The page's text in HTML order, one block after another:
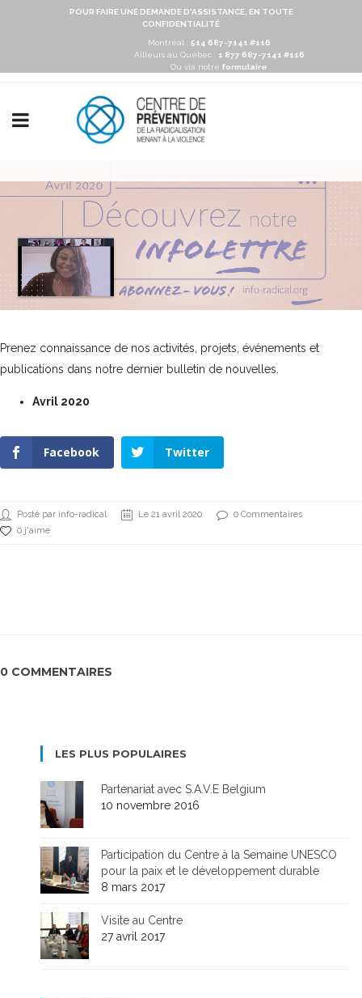
POUR FAIRE UNE DEMANDE D'ASSISTANCE, EN TOUTE
CONFIDENTIALITÉ
Montréal : 514 687-7141 #116
Ailleurs au Québec :
1 877 687-7141 #116
Ou via notre formulaire
Prenez connaissance de nos activités, projets, événements et
publications dans notre dernier bulletin de nouvelles.
Avril 2020
Facebook Twitter
Posté par info-radical Le 21 avril 2020
0 Commentaires
0 j'aime
0 COMMENTAIRES
LES PLUS POPULAIRES
Partenariat avec S.A.V.E Belgium
10 novembre 2016
Participation du Centre à la Semaine UNESCO
pour la paix et le développement durable
8 mars 2017
Visite au Centre
27 avril 2017